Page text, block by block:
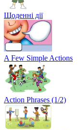
Щоденні дії
A Few Simple Actions
Action Phrases (1/2)